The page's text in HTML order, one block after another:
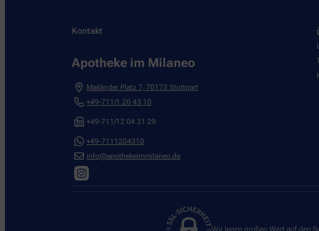
Kontakt
Apotheke im Milaneo
Mailänder Platz 7, 70173 Stuttgart
+49-711/1 20 43 10
+49-711/12 04 31 29
+49-7111204310
info@apothekeimmilaneo.de
Wir legen großen Wert auf den